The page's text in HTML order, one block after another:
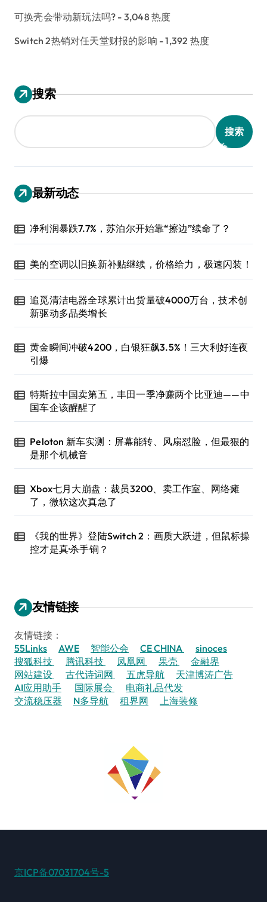
可换壳会带动新玩法吗? - 3,048 热度
Switch 2热销对任天堂财报的影响 - 1,392 热度
搜索
搜索
最新动态
净利润暴跌7.7%，苏泊尔开始靠“擦边”续命了？
美的空调以旧换新补贴继续，价格给力，极速闪装！
追觅清洁电器全球累计出货量破4000万台，技术创
新驱动多品类增长
黄金瞬间冲破4200，白银狂飙3.5%！三大利好连夜
引爆
特斯拉中国卖第五，丰田一季净赚两个比亚迪——中
国车企该醒醒了
Peloton 新车实测：屏幕能转、风扇怼脸，但最狠的
是那个机械音
Xbox七月大崩盘：裁员3200、卖工作室、网络瘫
了，微软这次真急了
《我的世界》登陆Switch 2：画质大跃进，但鼠标操
控才是真·杀手锏？
友情链接
友情链接：
55Links
AWE 智能公会 CE CHINA
sinoces
搜狐科技
腾讯科技 凤凰网 果壳
金融界
网站建设
古代诗词网 五虎导航
天津博涛广告
AI应用助手
国际展会
电商礼品代发
交流稳压器
N多导航 租界网 上海装修
京ICP备07031704号-5